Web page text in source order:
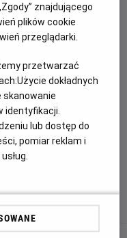
Donieck w
WhatsApp
znajdującego
plików cookie
przeglądarki.
przetwarzać
Użycie dokładnych
skanowanie
identyfikacji.
lub dostęp do
pomiar reklam i